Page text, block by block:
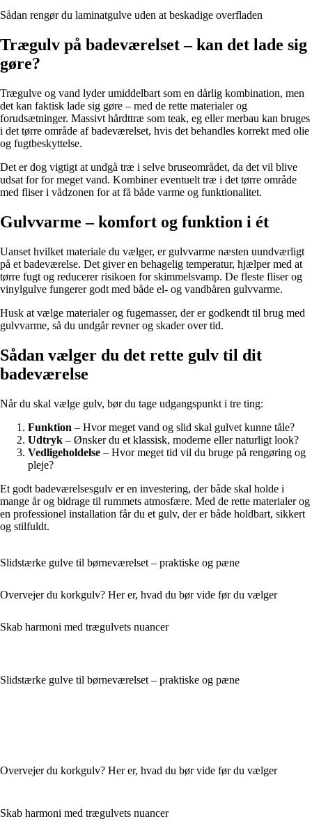
Sådan rengør du laminatgulve uden at beskadige overfladen
Trægulv på badeværelset – kan det lade sig
gøre?
Trægulve og vand lyder umiddelbart som en dårlig kombination, men
det kan faktisk lade sig gøre – med de rette materialer og
forudsætninger. Massivt hårdttræ som teak, eg eller merbau kan bruges
i det tørre område af badeværelset, hvis det behandles korrekt med olie
og fugtbeskyttelse.
Det er dog vigtigt at undgå træ i selve bruseområdet, da det vil blive
udsat for for meget vand. Kombiner eventuelt træ i det tørre område
med fliser i vådzonen for at få både varme og funktionalitet.
Gulvvarme – komfort og funktion i ét
Uanset hvilket materiale du vælger, er gulvvarme næsten uundværligt
på et badeværelse. Det giver en behagelig temperatur, hjælper med at
tørre fugt og reducerer risikoen for skimmelsvamp. De fleste fliser og
vinylgulve fungerer godt med både el- og vandbåren gulvvarme.
Husk at vælge materialer og fugemasser, der er godkendt til brug med
gulvvarme, så du undgår revner og skader over tid.
Sådan vælger du det rette gulv til dit
badeværelse
Når du skal vælge gulv, bør du tage udgangspunkt i tre ting:
Funktion – Hvor meget vand og slid skal gulvet kunne tåle?
Udtryk – Ønsker du et klassisk, moderne eller naturligt look?
Vedligeholdelse – Hvor meget tid vil du bruge på rengøring og
pleje?
Et godt badeværelsesgulv er en investering, der både skal holde i
mange år og bidrage til rummets atmosfære. Med de rette materialer og
en professionel installation får du et gulv, der er både holdbart, sikkert
og stilfuldt.
Slidstærke gulve til børneværelset – praktiske og pæne
Overvejer du korkgulv? Her er, hvad du bør vide før du vælger
Skab harmoni med trægulvets nuancer
Slidstærke gulve til børneværelset – praktiske og pæne
Overvejer du korkgulv? Her er, hvad du bør vide før du vælger
Skab harmoni med trægulvets nuancer